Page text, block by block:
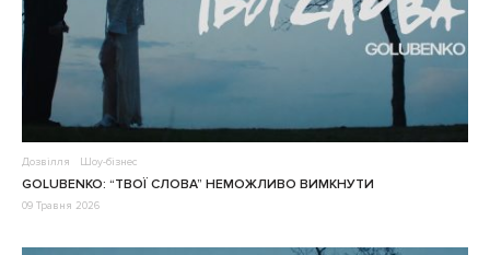
Дозвілля Шоу-бізнес
GOLUBENKO: “ТВОЇ СЛОВА” НЕМОЖЛИВО ВИМКНУТИ
09 Травня 2026